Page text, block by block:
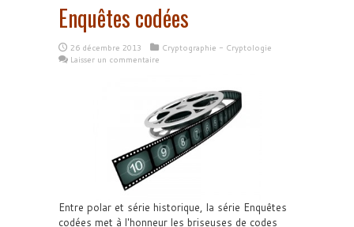
Enquêtes codées
26 décembre 2013
Cryptographie - Cryptologie
Laisser un commentaire
Entre polar et série historique, la série Enquêtes
codées met à l'honneur les briseuses de codes